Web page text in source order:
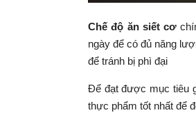
Chế độ ăn siết cơ
ngày để có đủ năng
để tránh bị phì đại
Để đạt được mục tiêu
thực phẩm tốt nhất để